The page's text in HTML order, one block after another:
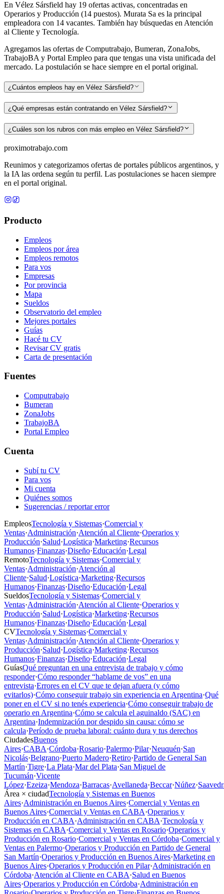
En Vélez Sársfield hay 19 ofertas activas, concentradas en
Operarios y Producción (14 puestos). Murata Sa es la principal
empleadora con 14 vacantes. También hay búsquedas en Atención
al Cliente y Tecnología.
Agregamos las ofertas de Computrabajo, Bumeran, ZonaJobs,
TrabajoBA y Portal Empleo para que tengas una vista unificada del
mercado. La postulación se hace siempre en el portal original.
¿Cuántos empleos hay en Vélez Sársfield?
¿Qué empresas están contratando en Vélez Sársfield?
¿Cuáles son los rubros con más empleo en Vélez Sársfield?
proximotrabajo.com
Reunimos y categorizamos ofertas de portales públicos argentinos, y
la IA las ordena según tu perfil. Las postulaciones se hacen siempre
en el portal original.
Producto
Empleos
Empleos por área
Empleos remotos
Para vos
Empresas
Por provincia
Mapa
Sueldos
Observatorio del empleo
Mejores portales
Guías
Hacé tu CV
Revisar CV gratis
Carta de presentación
Fuentes
Computrabajo
Bumeran
ZonaJobs
TrabajoBA
Portal Empleo
Cuenta
Subí tu CV
Para vos
Mi cuenta
Quiénes somos
Sugerencias / reportar error
EmpleosTecnología y Sistemas·Comercial y
Ventas·Administración·Atención al Cliente·Operarios y
Producción·Salud·Logística·Marketing·Recursos
Humanos·Finanzas·Diseño·Educación·Legal
RemotoTecnología y Sistemas·Comercial y
Ventas·Administración·Atención al
Cliente·Salud·Logística·Marketing·Recursos
Humanos·Finanzas·Diseño·Educación·Legal
SueldosTecnología y Sistemas·Comercial y
Ventas·Administración·Atención al Cliente·Operarios y
Producción·Salud·Logística·Marketing·Recursos
Humanos·Finanzas·Diseño·Educación·Legal
CVTecnología y Sistemas·Comercial y
Ventas·Administración·Atención al Cliente·Operarios y
Producción·Salud·Logística·Marketing·Recursos
Humanos·Finanzas·Diseño·Educación·Legal
GuíasQué preguntan en una entrevista de trabajo y cómo
responder·Cómo responder “hablame de vos” en una
entrevista·Errores en el CV que te dejan afuera (y cómo
evitarlos)·Cómo conseguir trabajo sin experiencia en Argentina·Qué
poner en el CV si no tenés experiencia·Cómo conseguir trabajo de
operario en Argentina·Cómo se calcula el aguinaldo (SAC) en
Argentina·Indemnización por despido sin causa: cómo se
calcula·Período de prueba laboral: cuánto dura y tus derechos
CiudadesBuenos
Aires·CABA·Córdoba·Rosario·Palermo·Pilar·Neuquén·San
Nicolás·Belgrano·Puerto Madero·Retiro·Partido de General San
Martín·Tigre·La Plata·Mar del Plata·San Miguel de
Tucumán·Vicente
López·Ezeiza·Mendoza·Barracas·Avellaneda·Beccar·Núñez·
Área × ciudadTecnología y Sistemas en Buenos
Aires·Administración en Buenos Aires·Comercial y Ventas en
Buenos Aires·Comercial y Ventas en CABA·Operarios y
Producción en CABA·Administración en CABA·Tecnología y
Sistemas en CABA·Comercial y Ventas en Rosario·Operarios y
Producción en Rosario·Comercial y Ventas en Córdoba·Comercial y
Ventas en Palermo·Operarios y Producción en Partido de General
San Martín·Operarios y Producción en Buenos Aires·Marketing en
Buenos Aires·Operarios y Producción en Pilar·Administración en
Córdoba·Atención al Cliente en CABA·Salud en Buenos
Aires·Operarios y Producción en Córdoba·Administración en